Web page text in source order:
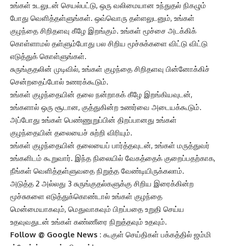
உங்கள் உடலுடன் செயல்பட்டு, ஒரு வலிமையான உந்துதல் நிகழும்
போது வெளித்தள்ளுங்கள். ஒவ்வொரு தள்ளலுடனும், உங்கள்
குழந்தை சிறிதளவு கீழே இறங்கும். உங்கள் மூச்சை அடக்கிக்
கொள்ளாமல் தள்ளும்போது பல சிறிய மூச்சுக்களை விட்டு விட்டு
எடுத்துக் கொள்ளுங்கள்.
சுருங்குதலின் முடிவில், உங்கள் குழந்தை சிறிதளவு பின்னோக்கிச்
சென்றதைப்போல் உணரக்கூடும்.
உங்கள் குழந்தையின் தலை நன்றாகக் கீழே இறங்கியவுடன்,
உங்களால் ஒரு சூடான, குத்துகின்ற உணர்வை அடையக்கூடும்.
அப்போது உங்கள் பெண்ணுறுப்பின் திறப்பானது உங்கள்
குழந்தையின் தலையைச் சுற்றி விரியும்.
உங்கள் குழந்தையின் தலையைப் பார்த்தவுடன், உங்கள் மருத்துவர்
உங்களிடம் கூறுவார். இந்த நிலையில் வேகத்தைக் குறைப்பதற்காக,
நீங்கள் வெளித்தள்ளுவதை நிறுத்த வேண்டியிருக்கலாம்.
அடுத்த 2 அல்லது 3 சுருங்குதல்களுக்கு சிறிய இரைக்கின்ற
மூச்சுகளை எடுத்துக்கொண்டால் உங்கள் குழந்தை
மென்மையாகவும், மெதுவாகவும் பிறப்பதை உறுதி செய்ய
உதவுவதுடன் உங்கள் கண்ணீரை நிறுத்தவும் உதவும்.
Follow @ Google News : கூகுள் செய்திகள் பக்கத்தில் ஜம்மி